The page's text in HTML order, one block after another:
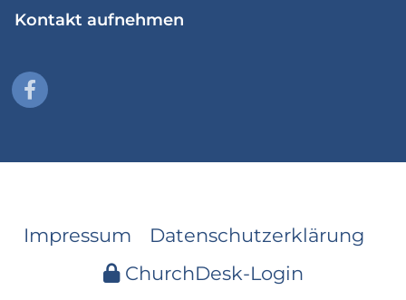
Kontakt aufnehmen
Impressum
Datenschutzerklärung
ChurchDesk-Login